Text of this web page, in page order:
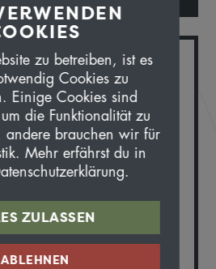
BEI UNS?
mit den anderen
Laden auf Kurs zu
zu betreiben, ist es
Cookies zu
Einige Cookies sind
die Funktionalität zu
andere brauchen wir für
Mehr erfährst du in
ZULASSEN
ABLEHNEN